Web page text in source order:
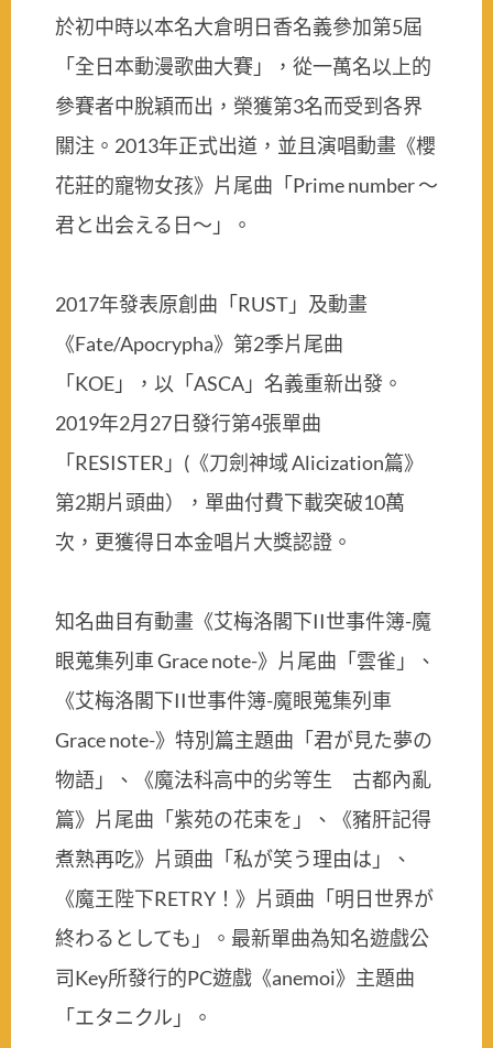
於初中時以本名大倉明日香名義參加第5屆
「全日本動漫歌曲大賽」，從一萬名以上的
參賽者中脫穎而出，榮獲第3名而受到各界
關注。2013年正式出道，並且演唱動畫《櫻
花莊的寵物女孩》片尾曲「Prime number 〜
君と出会える日〜」。
2017年發表原創曲「RUST」及動畫
《Fate/Apocrypha》第2季片尾曲
「KOE」，以「ASCA」名義重新出發。
2019年2月27日發行第4張單曲
「RESISTER」(《刀劍神域 Alicization篇》
第2期片頭曲），單曲付費下載突破10萬
次，更獲得日本金唱片大獎認證。
知名曲目有動畫《艾梅洛閣下II世事件簿-魔
眼蒐集列車 Grace note-》片尾曲「雲雀」、
《艾梅洛閣下II世事件簿-魔眼蒐集列車
Grace note-》特別篇主題曲「君が見た夢の
物語」、《魔法科高中的劣等生 古都內亂
篇》片尾曲「紫苑の花束を」、《豬肝記得
煮熟再吃》片頭曲「私が笑う理由は」、
《魔王陛下RETRY！》片頭曲「明日世界が
終わるとしても」。最新單曲為知名遊戲公
司Key所發行的PC遊戲《anemoi》主題曲
「エタニクル」。